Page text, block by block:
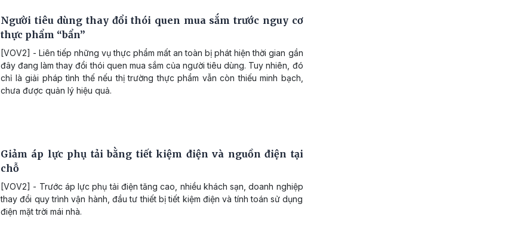
Người tiêu dùng thay đổi thói quen mua sắm trước nguy cơ
thực phẩm “bẩn”
[VOV2] - Liên tiếp những vụ thực phẩm mất an toàn bị phát hiện thời gian gần
đây đang làm thay đổi thói quen mua sắm của người tiêu dùng. Tuy nhiên, đó
chỉ là giải pháp tình thế nếu thị trường thực phẩm vẫn còn thiếu minh bạch,
chưa được quản lý hiệu quả.
Giảm áp lực phụ tải bằng tiết kiệm điện và nguồn điện tại
chỗ
[VOV2] - Trước áp lực phụ tải điện tăng cao, nhiều khách sạn, doanh nghiệp
thay đổi quy trình vận hành, đầu tư thiết bị tiết kiệm điện và tính toán sử dụng
điện mặt trời mái nhà.